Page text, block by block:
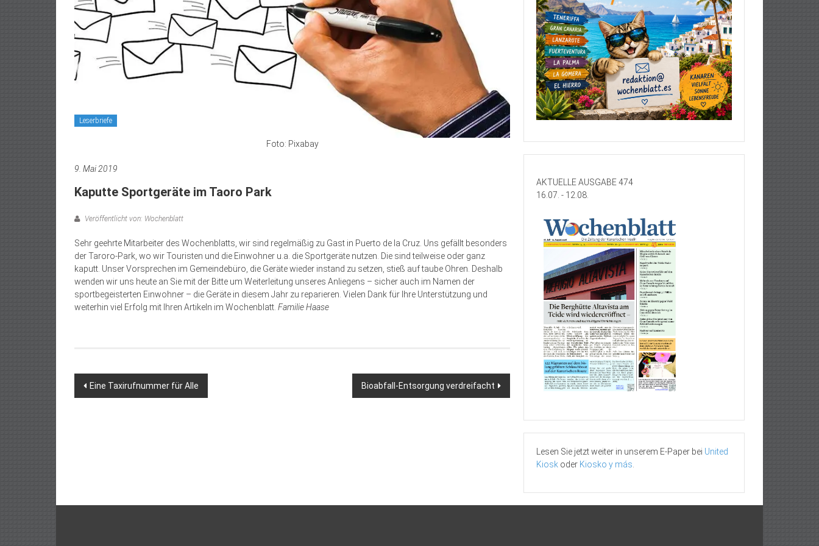
Leserbriefe
Foto: Pixabay
9. Mai 2019
Kaputte Sportgeräte im Taoro Park
Veröffentlicht von: Wochenblatt
Sehr geehrte Mitarbeiter des Wochenblatts, wir sind regelmäßig zu Gast in Puerto de la Cruz. Uns gefällt besonders
der Taroro-Park, wo wir Touristen und die Einwohner u.a. die Sportgeräte nutzen. Die sind teilweise oder ganz
kaputt. Unser Vorsprechen im Gemeindebüro, die Geräte wieder instand zu setzen, stieß auf taube Ohren. Deshalb
wenden wir uns heute an Sie mit der Bitte um Weiterleitung unseres Anliegens – sicher auch im Namen der
sportbegeisterten Einwohner – die Geräte in diesem Jahr zu reparieren. Vielen Dank für Ihre Unterstützung und
weiterhin viel Erfolg mit Ihren Artikeln im Wochenblatt. Familie Haase
Beitragsnavigation
Eine Taxirufnummer für Alle Bioabfall-Entsorgung verdreifacht
AKTUELLE AUSGABE 474
16.07. - 12.08.
Lesen Sie jetzt weiter in unserem E-Paper bei United
Kiosk oder Kiosko y más